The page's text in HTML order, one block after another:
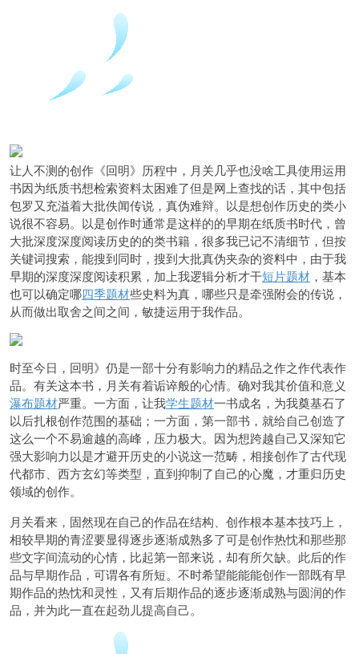
让人不测的创作《回明》历程中，月关几乎也没啥工具使用运用
书因为纸质书想检索资料太困难了但是网上查找的话，其中包括
包罗又充溢着大批佚闻传说，真伪难辩。以是想创作历史的类小
说很不容易。以是创作时通常是这样的的早期在纸质书时代，曾
大批深度深度阅读历史的的类书籍，很多我已记不清细节，但按
关键词搜索，能搜到同时，搜到大批真伪夹杂的资料中，由于我
早期的深度深度阅读积累，加上我逻辑分析才干短片题材 ，基本
也可以确定哪四季题材些史料为真，哪些只是牵强附会的传说，
从而做出取舍之间之间，敏捷运用于我作品。
时至今日，回明》仍是一部十分有影响力的精品之作之作代表作
品。有关这本书，月关有着诟谇般的心情。确对我其价值和意义
瀑布题材严重。一方面，让我学生题材一书成名，为我奠基石了
以后扎根创作范围的基础；一方面，第一部书，就给自己创造了
这么一个不易逾越的高峰，压力极大。因为想跨越自己又深知它
强大影响力以是才避开历史的小说这一范畴，相接创作了古代现
代都市、西方玄幻等类型，直到抑制了自己的心魔，才重归历史
领域的创作。
月关看来，固然现在自己的作品在结构、创作根本基本技巧上，
相较早期的青涩要显得逐步逐渐成熟多了可是创作热忱和那些那
些文字间流动的心情，比起第一部来说，却有所欠缺。此后的作
品与早期作品，可谓各有所短。不时希望能能能创作一部既有早
期作品的热忱和灵性，又有后期作品的逐步逐渐成熟与圆润的作
品，并为此一直在起劲儿提高自己。